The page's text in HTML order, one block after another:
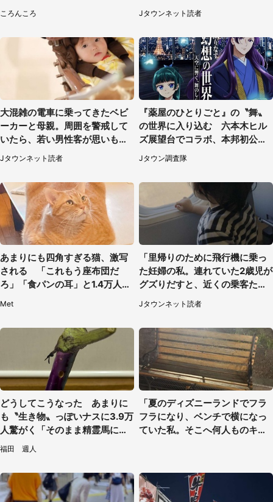
ころんころ
が...（埼玉県・50代女性）
Jタウンネット読者
大混雑の電車に乗ってきたベビ
ーカーと母親。周囲を警戒して
いたら、若い男性客が思いもよ
らぬ行動に（東京都・50代女
性）
Jタウンネット読者
『薬屋のひとりごと』の〝舞〟
の世界に入り込む 六本木ヒル
ズ展望台でコラボ、本邦初公開
の「猫猫像」も【8／1～10／2
6】
Jタウン調査隊
あまりにも四角すぎる猫、激写
される 「これもう座布団だ
ろ」「食パンの耳」と1.4万人困
Met
「里帰りのために飛行機に乗っ
た妊婦の私。連れていた2歳児が
グズりだすと、近くの乗客たち
が」（愛知県・40代女性）
Jタウンネット読者
どうしてこうなった あまりに
も〝生き物〟っぽいナスに3.9万
人驚がく「そのまま精霊馬に使
えそう」
福田 週人
「夏のディズニーランドでフラ
フラになり、ベンチで横になっ
ていた私。そこへ何人ものキャ